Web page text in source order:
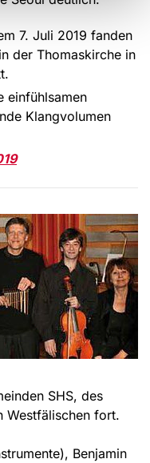
7. Juli 2019 fanden
der Thomaskirche in
einfühlsamen
Klangvolumen
SHS, des
Westfälischen fort.
Benjamin